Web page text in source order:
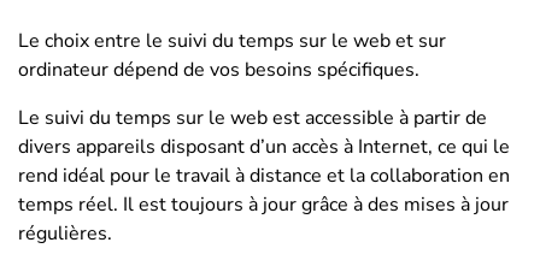
Le choix entre le suivi du temps sur le web et sur
ordinateur dépend de vos besoins spécifiques.
Le suivi du temps sur le web est accessible à partir de
divers appareils disposant d’un accès à Internet, ce qui le
rend idéal pour le travail à distance et la collaboration en
temps réel. Il est toujours à jour grâce à des mises à jour
régulières.